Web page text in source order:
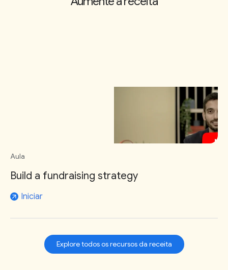
Aula
Build a fundraising strategy
arrow_outward Iniciar
Explore todos os recursos da receita